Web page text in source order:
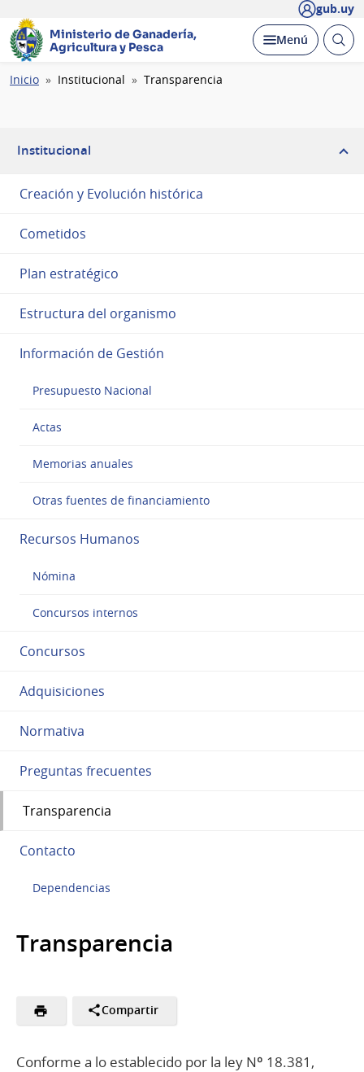
gub.uy
Ministerio de Ganadería,
Agricultura y Pesca
Desplegar
Menú Abrir
Ruta
Inicio Institucional Transparencia
Institucional
Creación y Evolución histórica
Cometidos
Plan estratégico
Estructura del organismo
Información de Gestión
Presupuesto Nacional
Actas
Memorias anuales
Otras fuentes de financiamiento
Recursos Humanos
Nómina
Concursos internos
Concursos
Adquisiciones
Normativa
Preguntas frecuentes
Transparencia
Contacto
Dependencias
Transparencia
Compartir
Conforme a lo establecido por la ley Nº 18.381,